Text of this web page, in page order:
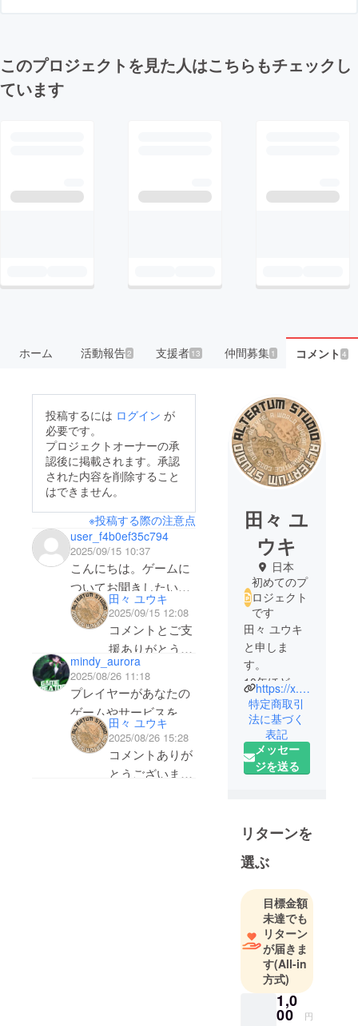
このプロジェクトを見た人はこちらもチェックし
ています
ホーム 活動報告2 支援者 13 仲間募集 1 コメント4
投稿するには ログイン が
必要です。
プロジェクトオーナーの承
認後に掲載されます。承認
された内容を削除すること
はできません。
※投稿する際の注意点
user_f4b0ef35c794
2025/09/15 10:37
こんにちは。ゲームに
ついてお聞きしたいの
ですが、プレイヤー自
身で立ち絵を作って差
し替える機能の追加は
考えていますか?
カードワースやERINな
ど雰囲気が近いゲーム
は立ち絵を作って差し
替えられるので、この
ゲームにもあったらい
いなと思いました。難
田々 ユウキ
2025/09/15 12:08
コメントとご支
援ありがとうご
ざいます！
画像差し替えに
関しては実装予
定は正直ありま
せんでしたが、
常に考えてはお
りました！
mindy_aurora
2025/08/26 11:18
プレイヤーがあなたの
ゲームやサービスを利
用する際、最も感じて
ほしいことは何です
田々 ユウキ
2025/08/26 15:28
コメントありが
とうございま
田々 ユ
ウキ
日本
初めてのプ
ロジェクト
です
田々 ユウキ
と申しま
す。
10年ほど前
から趣味で
ゲーム制作
をしつつ、
仕事でも
ゲームに関
けている、
正にゲーム
漬けな人生
るクリエイ
ター見習い
です。
https://x.com/altertum_studio
特定商取引
法に基づく
表記
メッセー
ジを送る
リターンを
選ぶ
目標金額
未達でも
リターン
が届きま
す(All-in
方式)
1,0
00 円